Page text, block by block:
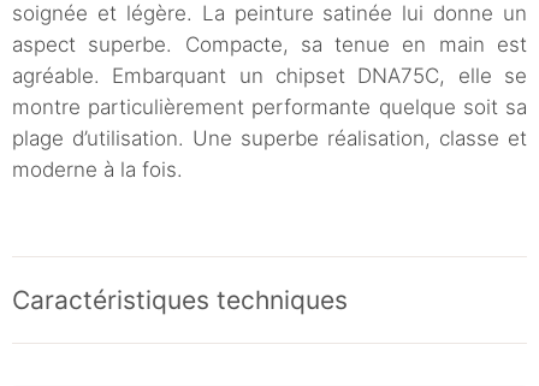
soignée et légère. La peinture satinée lui donne un
aspect superbe. Compacte, sa tenue en main est
agréable. Embarquant un chipset DNA75C, elle se
montre particulièrement performante quelque soit sa
plage d’utilisation. Une superbe réalisation, classe et
moderne à la fois.
Caractéristiques techniques